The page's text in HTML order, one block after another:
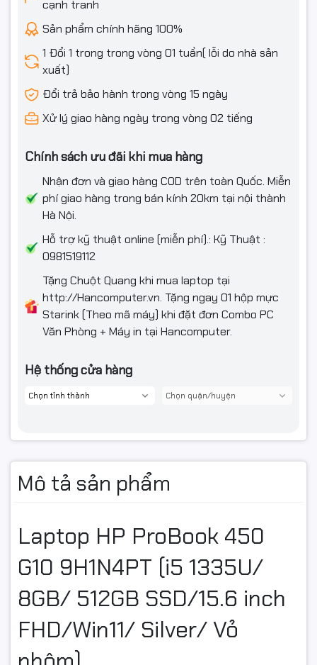
cạnh tranh
Sản phẩm chính hãng 100%
1 Đổi 1 trong trong vòng 01 tuần( lỗi do nhà sản
xuất)
Đổi trả bảo hành trong vòng 15 ngày
Xử lý giao hàng ngày trong vòng 02 tiếng
Chính sách ưu đãi khi mua hàng
Nhận đơn và giao hàng COD trên toàn Quốc. Miễn
phí giao hàng trong bán kính 20km tại nội thành
Hà Nội.
Hỗ trợ kỹ thuật online (miễn phí).: Kỹ Thuật :
0981519112
Tặng Chuột Quang khi mua laptop tại
http://Hancomputer.vn. Tặng ngay 01 hộp mực
Starink (Theo mã máy) khi đặt đơn Combo PC
Văn Phòng + Máy in tại Hancomputer.
Hệ thống cửa hàng
Mô tả sản phẩm
Laptop HP ProBook 450
G10 9H1N4PT (i5 1335U/
8GB/ 512GB SSD/15.6 inch
FHD/Win11/ Silver/ Vỏ
Webcam
Đèn bàn phím
biệt
Nhận dạng vân tay
Phần mềm
Hệ điều hành Windows 11 Home
Thông tin khác
Thông số pin 3 cell
Trọng lượng 1.79 kg
Màu sắc Silver